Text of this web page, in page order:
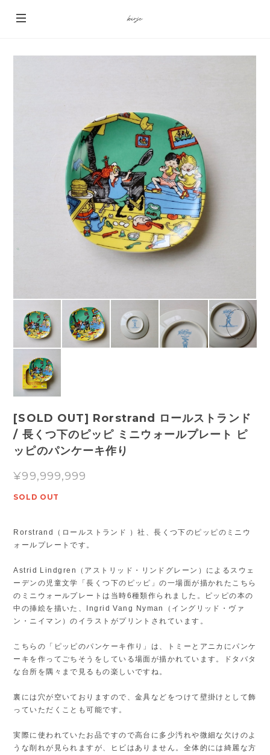
[SOLD OUT] Rorstrand ロールストランド
/ 長くつ下のピッピ ミニウォールプレート ピ
ッピのパンケーキ作り
¥99,999,999
SOLD OUT
Rorstrand（ロールストランド ）社、長くつ下のピッピのミニウ
ォールプレートです。
Astrid Lindgren（アストリッド・リンドグレーン）によるスウェ
ーデンの児童文学「長くつ下のピッピ」の一場面が描かれたこちら
のミニウォールプレートは当時6種類作られました。ピッピの本の
中の挿絵を描いた、Ingrid Vang Nyman（イングリッド・ヴァ
ン・ニイマン）のイラストがプリントされています。
こちらの「ピッピのパンケーキ作り」は、トミーとアニカにパンケ
ーキを作ってごちそうをしている場面が描かれています。ドタバタ
な台所を隅々まで見るもの楽しいですね。
裏には穴が空いておりますので、金具などをつけて壁掛けとして飾
っていただくことも可能です。
実際に使われていたお品ですので高台に多少汚れや微細な欠けのよ
うな削れが見られますが、ヒビはありません。全体的には綺麗な方